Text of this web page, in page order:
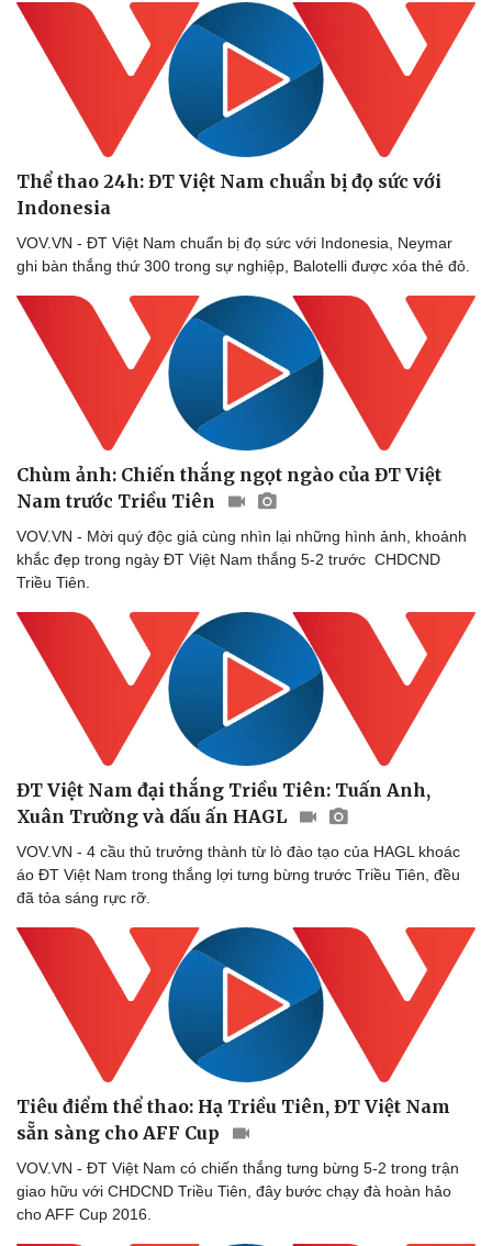
Dinh dưỡng - món ngon
Cây thuốc
Sản phụ khoa
Nhi khoa
Nam khoa
Làm đẹp - giảm cân
Ăn sạch sống khỏe
Nhà đẹp
Tình yêu - Gia đình
Thể thao 24h: ĐT Việt Nam chuẩn bị đọ sức với
Indonesia
VOV.VN - ĐT Việt Nam chuẩn bị đọ sức với Indonesia, Neymar
ghi bàn thắng thứ 300 trong sự nghiệp, Balotelli được xóa thẻ đỏ.
Chùm ảnh: Chiến thắng ngọt ngào của ĐT Việt
Nam trước Triều Tiên
VOV.VN - Mời quý độc giả cùng nhìn lại những hình ảnh, khoảnh
khắc đẹp trong ngày ĐT Việt Nam thắng 5-2 trước CHDCND
Triều Tiên.
ĐT Việt Nam đại thắng Triều Tiên: Tuấn Anh,
Xuân Trường và dấu ấn HAGL
VOV.VN - 4 cầu thủ trưởng thành từ lò đào tạo của HAGL khoác
áo ĐT Việt Nam trong thắng lợi tưng bừng trước Triều Tiên, đều
đã tỏa sáng rực rỡ.
Tiêu điểm thể thao: Hạ Triều Tiên, ĐT Việt Nam
sẵn sàng cho AFF Cup
VOV.VN - ĐT Việt Nam có chiến thắng tưng bừng 5-2 trong trận
giao hữu với CHDCND Triều Tiên, đây bước chạy đà hoàn hảo
cho AFF Cup 2016.